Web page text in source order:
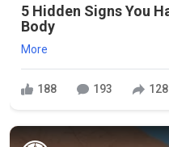
5 Hidden Signs You
Body
More
188 193 128